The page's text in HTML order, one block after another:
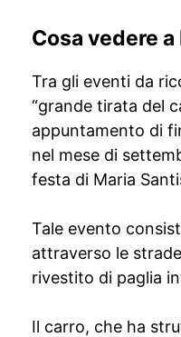
Cosa vedere
Tra gli eventi da
“grande tirata del
appuntamento di
nel mese di
festa di Maria
Tale evento
attraverso le
rivestito di paglia
Il carro, che ha